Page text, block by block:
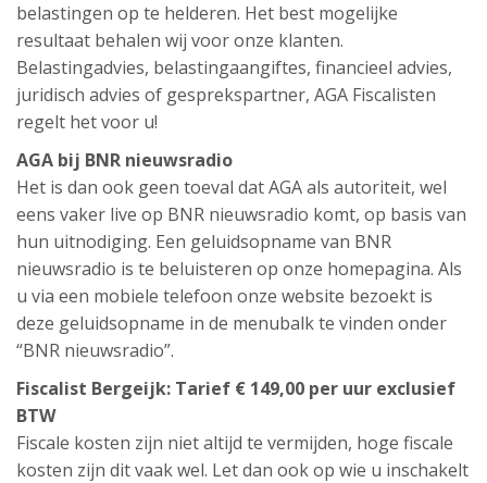
belastingen op te helderen. Het best mogelijke
resultaat behalen wij voor onze klanten.
Belastingadvies, belastingaangiftes, financieel advies,
juridisch advies of gesprekspartner, AGA Fiscalisten
regelt het voor u!
AGA bij BNR nieuwsradio
Het is dan ook geen toeval dat AGA als autoriteit, wel
eens vaker live op BNR nieuwsradio komt, op basis van
hun uitnodiging. Een geluidsopname van BNR
nieuwsradio is te beluisteren op onze homepagina. Als
u via een mobiele telefoon onze website bezoekt is
deze geluidsopname in de menubalk te vinden onder
“BNR nieuwsradio”.
Fiscalist Bergeijk: Tarief € 149,00 per uur exclusief
BTW
Fiscale kosten zijn niet altijd te vermijden, hoge fiscale
kosten zijn dit vaak wel. Let dan ook op wie u inschakelt